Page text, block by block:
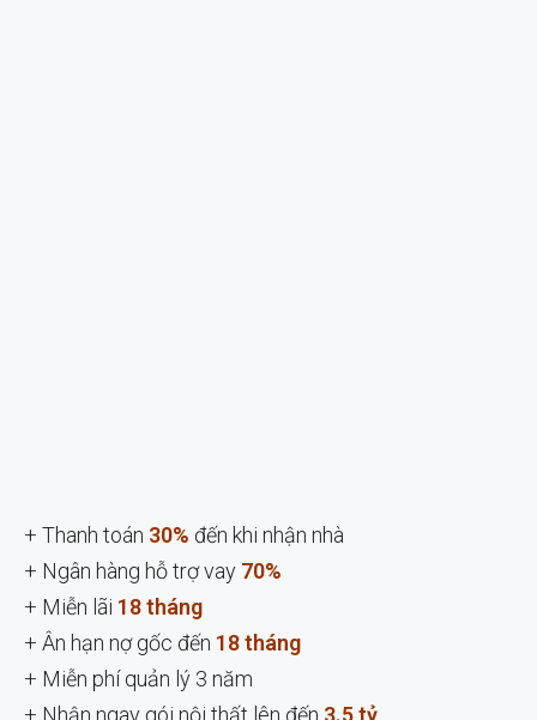
+ Thanh toán 30% đến khi nhận nhà
+ Ngân hàng hỗ trợ vay 70%
+ Miễn lãi 18 tháng
+ Ân hạn nợ gốc đến 18 tháng
+ Miễn phí quản lý 3 năm
+ Nhận ngay gói nội thất lên đến 3.5 tỷ